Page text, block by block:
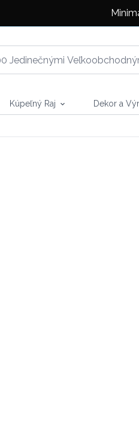
Kúpeľný Raj Dekor a